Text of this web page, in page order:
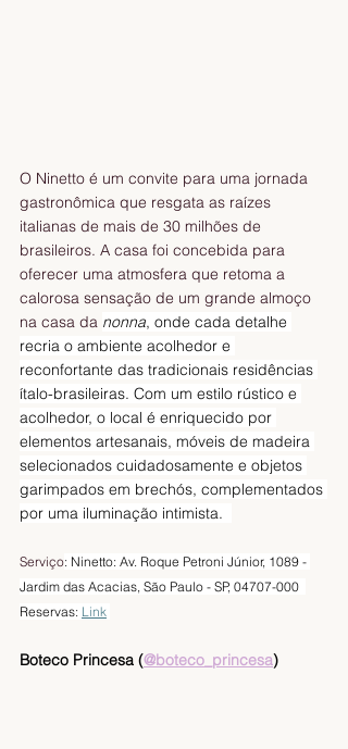
O Ninetto é um convite para uma jornada
gastronômica que resgata as raízes
italianas de mais de 30 milhões de
brasileiros. A casa foi concebida para
oferecer uma atmosfera que retoma a
calorosa sensação de um grande almoço
na casa da nonna, onde cada detalhe
recria o ambiente acolhedor e
reconfortante das tradicionais residências
ítalo-brasileiras. Com um estilo rústico e
acolhedor, o local é enriquecido por
elementos artesanais, móveis de madeira
selecionados cuidadosamente e objetos
garimpados em brechós, complementados
por uma iluminação intimista.
Serviço: Ninetto: Av. Roque Petroni Júnior, 1089 -
Jardim das Acacias, São Paulo - SP, 04707-000
Reservas: Link
Boteco Princesa (@boteco_princesa)